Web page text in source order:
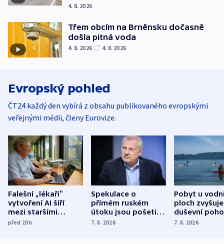
4. 8. 2026
Třem obcím na Brněnsku dočasně
došla pitná voda
4. 8. 2026 4. 8. 2026
Evropský pohled
ČT24 každý den vybírá z obsahu publikovaného evropskými
veřejnými médii, členy Eurovize.
Falešní „lékaři“
vytvoření AI šíří
mezi staršími
Poláky nebezpečné
před 20h
Spekulace o
přímém ruském
útoku jsou pošetilé,
míní estonský
7. 8. 2026
Pobyt u
ploch zvyšuje
duševní
ukázala
7. 8. 2026